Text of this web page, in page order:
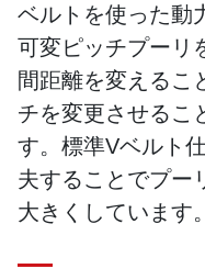
ベルトを使った動
可変ピッチプーリ
間距離を変えるこ
チを変更させるこ
す。標準Vベルト
夫することでプー
大きくしています。